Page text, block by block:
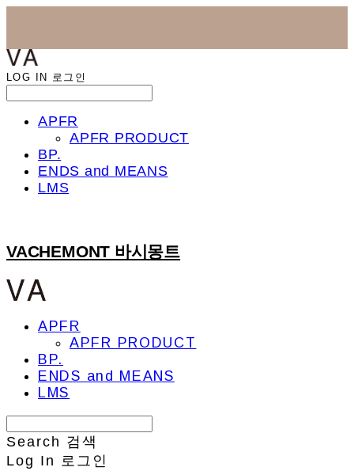
LOG IN 로그인
APFR
APFR PRODUCT
BP.
ENDS and MEANS
LMS
VACHEMONT 바시몽트
APFR
APFR PRODUCT
BP.
ENDS and MEANS
LMS
Search 검색
Log In
로그인